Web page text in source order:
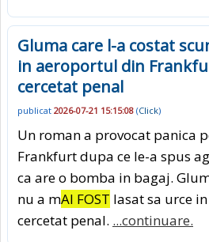
Gluma care l-a costat
in aeroportul din
cercetat penal
publicat 2026-07-21 15:15:08 (Click)
Un roman a provocat panica
Frankfurt dupa ce le-a spus
ca are o bomba in bagaj.
nu a mAI FOST lasat sa urce
cercetat penal. ...continuare.